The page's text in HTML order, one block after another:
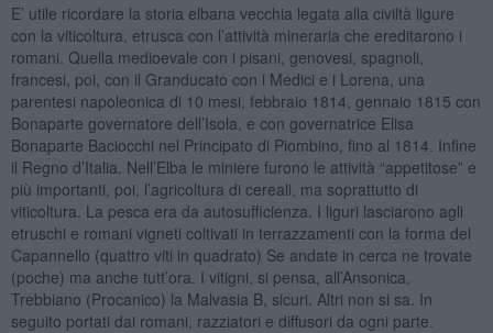
E’ utile ricordare la storia elbana vecchia legata alla civiltà ligure
con la viticoltura, etrusca con l’attività mineraria che ereditarono i
romani. Quella medioevale con i pisani, genovesi, spagnoli,
francesi, poi, con il Granducato con i Medici e i Lorena, una
parentesi napoleonica di 10 mesi, febbraio 1814, gennaio 1815 con
Bonaparte governatore dell’Isola, e con governatrice Elisa
Bonaparte Baciocchi nel Principato di Piombino, fino al 1814. Infine
il Regno d’Italia. Nell’Elba le miniere furono le attività “appetitose” e
più importanti, poi, l’agricoltura di cereali, ma soprattutto di
viticoltura. La pesca era da autosufficienza. I liguri lasciarono agli
etruschi e romani vigneti coltivati in terrazzamenti con la forma del
Capannello (quattro viti in quadrato) Se andate in cerca ne trovate
(poche) ma anche tutt’ora. I vitigni, si pensa, all’Ansonica,
Trebbiano (Procanico) la Malvasia B, sicuri. Altri non si sa. In
seguito portati dai romani, razziatori e diffusori da ogni parte.